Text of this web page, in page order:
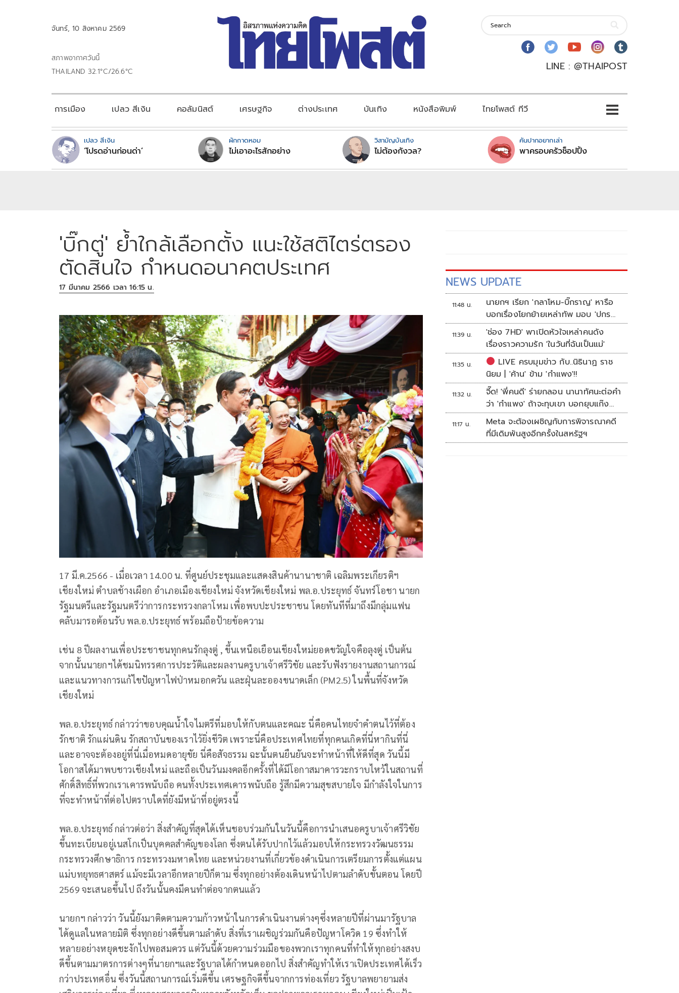
จันทร์, 10 สิงหาคม 2569
สภาพอากาศวันนี้
THAILAND 32.1°C/26.6°C
LINE : @THAIPOST
การเมือง เปลว สีเงิน คอลัมนิสต์ เศรษฐกิจ ต่างประเทศ บันเทิง หนังสือพิมพ์ ไทยโพสต์ ทีวี
เปลว สีเงิน
‘โปรดอ่านก่อนด่า’
ผักกาดหอม
ไม่เอาอะไรสักอย่าง
วิสามัญบันเทิง
ไม่ต้องกังวล?
คันปากอยากเล่า
พาครอบครัวช็อปปิ้ง
'บิ๊กตู่' ย้ำใกล้เลือกตั้ง แนะใช้สติไตร่ตรอง
ตัดสินใจ กำหนดอนาคตประเทศ
17 มีนาคม 2566 เวลา 16:15 น.
17 มี.ค.2566 - เมื่อเวลา 14.00 น. ที่ศูนย์ประชุมและแสดงสินค้านานาชาติ เฉลิมพระเกียรติฯ
เชียงใหม่ ตำบลช้างเผือก อำเภอเมืองเชียงใหม่ จังหวัดเชียงใหม่ พล.อ.ประยุทธ์ จันทร์โอชา นายก
รัฐมนตรีและรัฐมนตรีว่าการกระทรวงกลาโหม เพื่อพบปะประชาชน โดยทันทีที่มาถึงมีกลุ่มแฟน
คลับมารอต้อนรับ พล.อ.ประยุทธ์ พร้อมถือป้ายข้อความ
เช่น 8 ปีผลงานเพื่อประชาชนทุกคนรักลุงตู่ , ขึ้นเหนือเยือนเชียงใหม่ยอดขวัญใจคือลุงตู่ เป็นต้น
จากนั้นนายกฯได้ชมนิทรรศการประวัติและผลงานครูบาเจ้าศรีวิชัย และรับฟังรายงานสถานการณ์
และแนวทางการแก้ไขปัญหาไฟป่าหมอกควัน และฝุ่นละอองขนาดเล็ก (PM2.5) ในพื้นที่จังหวัด
เชียงใหม่
พล.อ.ประยุทธ์ กล่าวว่าขอบคุณน้ำใจไมตรีที่มอบให้กับตนและคณะ นี่คือคนไทยจำคำตนไว้ที่ต้อง
รักชาติ รักแผ่นดิน รักสถาบันของเราไว้ยิ่งชีวิต เพราะนี่คือประเทศไทยที่ทุกคนเกิดที่นี่หากินที่นี่
และอาจจะต้องอยู่ที่นี่เมื่อหมดอายุขัย นี่คือสัจธรรม ฉะนั้นตนยืนยันจะทำหน้าที่ให้ดีที่สุด วันนี้มี
โอกาสได้มาพบชาวเชียงใหม่ และถือเป็นวันมงคลอีกครั้งที่ได้มีโอกาสมาคารวะกราบไหว้ในสถานที่
ศักดิ์สิทธิ์ที่พวกเราเคารพนับถือ คนทั้งประเทศเคารพนับถือ รู้สึกมีความสุขสบายใจ มีกำลังใจในการ
ที่จะทำหน้าที่ต่อไปตราบใดที่ยังมีหน้าที่อยู่ตรงนี้
พล.อ.ประยุทธ์ กล่าวต่อว่า สิ่งสำคัญที่สุดได้เห็นชอบร่วมกันในวันนี้คือการนำเสนอครูบาเจ้าศรีวิชัย
ขึ้นทะเบียนอยู่เนสโกเป็นบุคคลสำคัญของโลก ซึ่งตนได้รับปากไว้แล้วมอบให้กระทรวงวัฒนธรรม
กระทรวงศึกษาธิการ กระทรวงมหาดไทย และหน่วยงานที่เกี่ยวข้องดำเนินการเตรียมการตั้งแต่แผน
แม่บทยุทธศาสตร์ แม้จะมีเวลาอีกหลายปีก็ตาม ซึ่งทุกอย่างต้องเดินหน้าไปตามลำดับขั้นตอน โดยปี
2569 จะเสนอขึ้นไป ถึงวันนั้นคงมีคนทำต่อจากตนแล้ว
นายกฯ กล่าวว่า วันนี้ยังมาติดตามความก้าวหน้าในการดำเนินงานต่างๆซึ่งหลายปีที่ผ่านมารัฐบาล
ได้ดูแลในหลายมิติ ซึ่งทุกอย่างดีขึ้นตามลำดับ สิ่งที่เราเผชิญร่วมกันคือปัญหาโควิด 19 ซึ่งทำให้
หลายอย่างหยุดชะงักไปพอสมควร แต่วันนี้ด้วยความร่วมมือของพวกเราทุกคนที่ทำให้ทุกอย่างสงบ
ดีขึ้นตามมาตรการต่างๆที่นายกฯและรัฐบาลได้กำหนดออกไป สิ่งสำคัญทำให้เราเปิดประเทศได้เร็ว
กว่าประเทศอื่น ซึ่งวันนี้สถานการณ์เริ่มดีขึ้น เศรษฐกิจดีขึ้นจากการท่องเที่ยว รัฐบาลพยายามส่ง
NEWS UPDATE
11:48 น.
นายกฯ เรียก 'กลาโหม-บิ๊กราญ' หารือ
บอกเรื่องโยกย้ายเหล่าทัพ มอบ 'ปกรณ์'
ชงแก้กม.อาวุธปืน
11:39 น.
'ช่อง 7HD' พาเปิดหัวใจเหล่าคนดัง
เรื่องราวความรัก 'ในวันที่ฉันเป็นแม่'
11:35 น.
LIVE ครบมุมข่าว กับ..นิธินาฏ ราช
นิยม | 'ค้าน' ข้าม 'กำแพง'!!
11:32 น.
จี๊ด! 'พี่คนดี' ร่ายกลอน นานาทัศนะต่อคำ
ว่า 'กำแพง' ถ้าจะทุบเขา บอกยุบแก๊ง
ง่ายกว่า
11:17 น.
Meta จะต้องเผชิญกับการพิจารณาคดี
ที่มีเดิมพันสูงอีกครั้งในสหรัฐฯ